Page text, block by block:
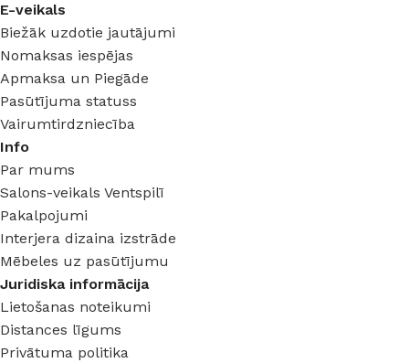
E-veikals
Biežāk uzdotie jautājumi
Nomaksas iespējas
Apmaksa un Piegāde
Pasūtījuma statuss
Vairumtirdzniecība
Info
Par mums
Salons-veikals Ventspilī
Pakalpojumi
Interjera dizaina izstrāde
Mēbeles uz pasūtījumu
Juridiska informācija
Lietošanas noteikumi
Distances līgums
Privātuma politika